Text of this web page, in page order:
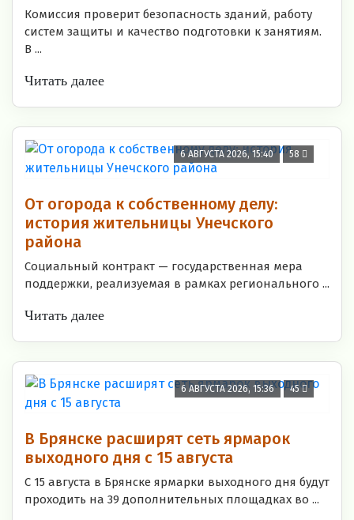
Комиссия проверит безопасность зданий, работу
систем защиты и качество подготовки к занятиям.
В ...
Читать далее
6 АВГУСТА 2026, 15:40 58
От огорода к собственному делу:
история жительницы Унечского
района
Социальный контракт — государственная мера
поддержки, реализуемая в рамках регионального ...
Читать далее
6 АВГУСТА 2026, 15:36 45
В Брянске расширят сеть ярмарок
выходного дня с 15 августа
С 15 августа в Брянске ярмарки выходного дня будут
проходить на 39 дополнительных площадках во ...